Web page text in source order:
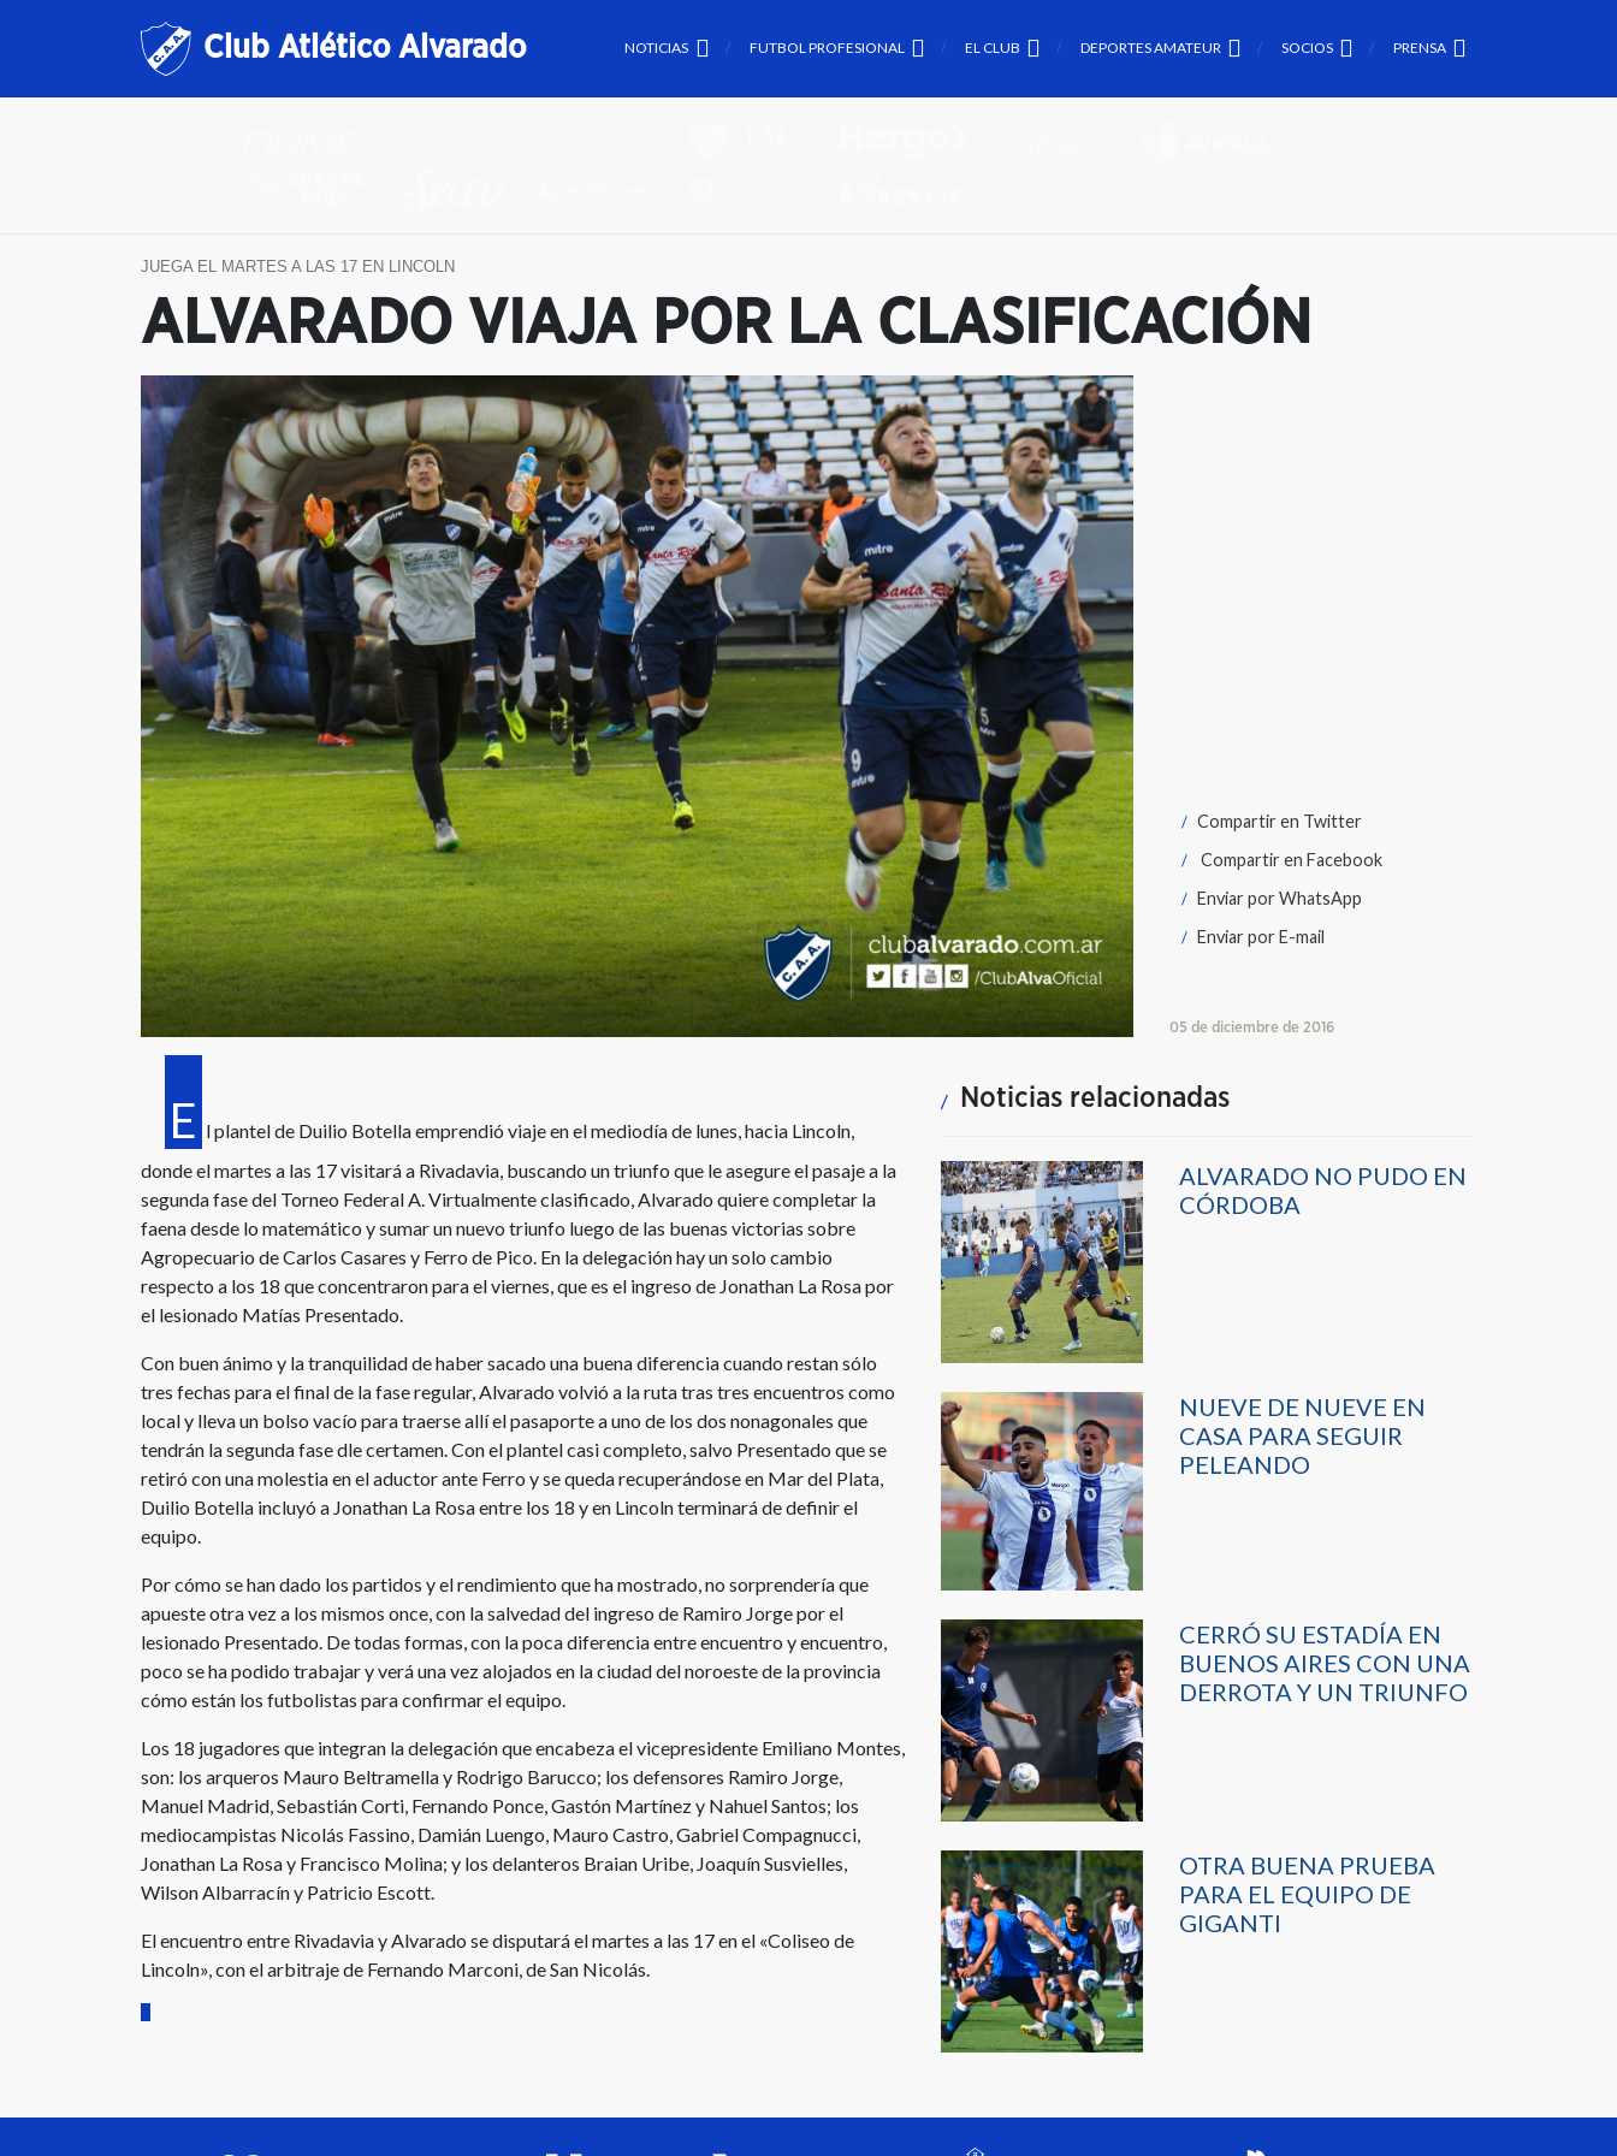
Club Atlético Alvarado NOTICIAS FUTBOL PROFESIONAL EL CLUB DEPORTES AMATEUR SOCIOS PRENSA
JUEGA EL MARTES A LAS 17 EN LINCOLN
ALVARADO VIAJA POR LA CLASIFICACIÓN
Compartir en Twitter
Compartir en Facebook
Enviar porWhatsApp
Enviar porE-mail
05 de diciembre de 2016
E l plantel de Duilio Botella emprendió viaje en el mediodía de lunes, hacia Lincoln,
donde el martes a las 17 visitará a Rivadavia, buscando un triunfo que le asegure el pasaje a la
segunda fase del Torneo Federal A. Virtualmente clasificado, Alvarado quiere completar la
faena desde lo matemático y sumar un nuevo triunfo luego de las buenas victorias sobre
Agropecuario de Carlos Casares y Ferro de Pico. En la delegación hay un solo cambio
respecto a los 18 que concentraron para el viernes, que es el ingreso de Jonathan La Rosa por
el lesionado Matías Presentado.
Con buen ánimo y la tranquilidad de haber sacado una buena diferencia cuando restan sólo
tres fechas para el final de la fase regular, Alvarado volvió a la ruta tras tres encuentros como
local y lleva un bolso vacío para traerse allí el pasaporte a uno de los dos nonagonales que
tendrán la segunda fase dle certamen. Con el plantel casi completo, salvo Presentado que se
retiró con una molestia en el aductor ante Ferro y se queda recuperándose en Mar del Plata,
Duilio Botella incluyó a Jonathan La Rosa entre los 18 y en Lincoln terminará de definir el
equipo.
Por cómo se han dado los partidos y el rendimiento que ha mostrado, no sorprendería que
apueste otra vez a los mismos once, con la salvedad del ingreso de Ramiro Jorge por el
lesionado Presentado. De todas formas, con la poca diferencia entre encuentro y encuentro,
poco se ha podido trabajar y verá una vez alojados en la ciudad del noroeste de la provincia
cómo están los futbolistas para confirmar el equipo.
Los 18 jugadores que integran la delegación que encabeza el vicepresidente Emiliano Montes,
son: los arqueros Mauro Beltramella y Rodrigo Barucco; los defensores Ramiro Jorge,
Manuel Madrid, Sebastián Corti, Fernando Ponce, Gastón Martínez y Nahuel Santos; los
mediocampistas Nicolás Fassino, Damián Luengo, Mauro Castro, Gabriel Compagnucci,
Jonathan La Rosa y Francisco Molina; y los delanteros Braian Uribe, Joaquín Susvielles,
Wilson Albarracín y Patricio Escott.
El encuentro entre Rivadavia y Alvarado se disputará el martes a las 17 en el «Coliseo de
Lincoln», con el arbitraje de Fernando Marconi, de San Nicolás.
Noticias relacionadas
ALVARADO NO PUDO EN
CÓRDOBA
NUEVE DE NUEVE EN
CASA PARA SEGUIR
PELEANDO
CERRÓ SU ESTADÍA EN
BUENOS AIRES CON UNA
DERROTA Y UN TRIUNFO
OTRA BUENA PRUEBA
PARA EL EQUIPO DE
GIGANTI